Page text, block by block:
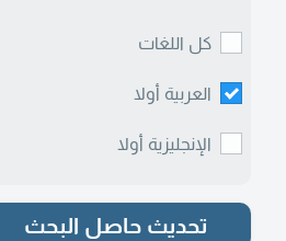
كل اللغات
العربية أولا
الإنجليزية أولا
تحديث حاصل البحث